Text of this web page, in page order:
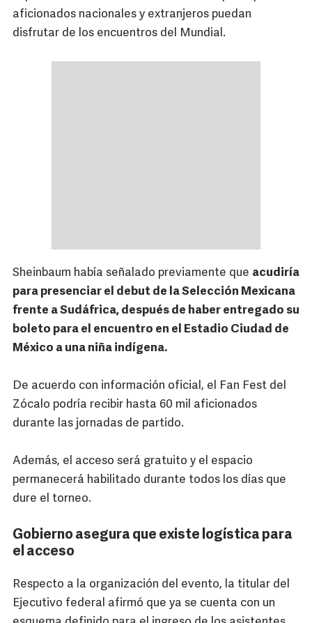
aficionados nacionales y extranjeros puedan
disfrutar de los encuentros del Mundial.
Sheinbaum había señalado previamente que acudiría
para presenciar el debut de la Selección Mexicana
frente a Sudáfrica, después de haber entregado su
boleto para el encuentro en el Estadio Ciudad de
México a una niña indígena.
De acuerdo con información oficial, el Fan Fest del
Zócalo podría recibir hasta 60 mil aficionados
durante las jornadas de partido.
Además, el acceso será gratuito y el espacio
permanecerá habilitado durante todos los días que
dure el torneo.
Gobierno asegura que existe logística para
el acceso
Respecto a la organización del evento, la titular del
Ejecutivo federal afirmó que ya se cuenta con un